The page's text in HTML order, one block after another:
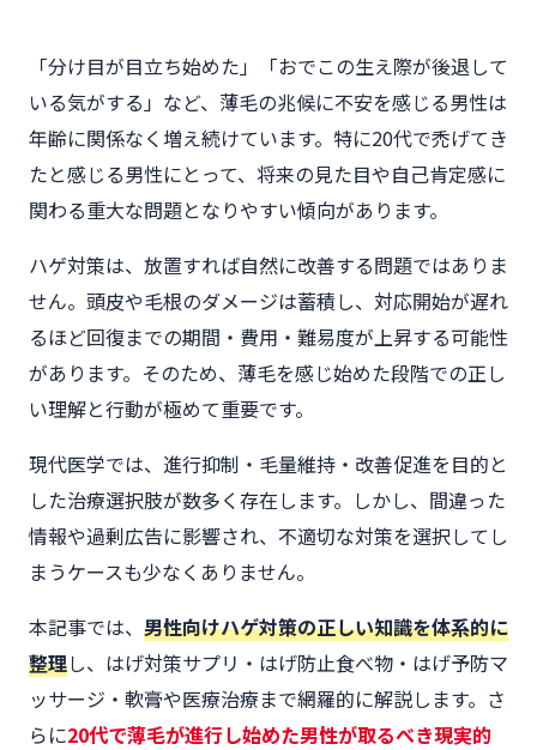
「分け目が目立ち始めた」「おでこの生え際が後退して
いる気がする」など、薄毛の兆候に不安を感じる男性は
年齢に関係なく増え続けています。特に20代で禿げてき
たと感じる男性にとって、将来の見た目や自己肯定感に
関わる重大な問題となりやすい傾向があります。
ハゲ対策は、放置すれば自然に改善する問題ではありま
せん。頭皮や毛根のダメージは蓄積し、対応開始が遅れ
るほど回復までの期間・費用・難易度が上昇する可能性
があります。そのため、薄毛を感じ始めた段階での正し
い理解と行動が極めて重要です。
現代医学では、進行抑制・毛量維持・改善促進を目的と
した治療選択肢が数多く存在します。しかし、間違った
情報や過剰広告に影響され、不適切な対策を選択してし
まうケースも少なくありません。
本記事では、 男性向けハゲ対策の正しい知識を体系的に
整理し、はげ対策サプリ・はげ防止食べ物・はげ予防マ
ッサージ・軟膏や医療治療まで網羅的に解説します。さ
らに20代で薄毛が進行し始めた男性が取るべき現実的